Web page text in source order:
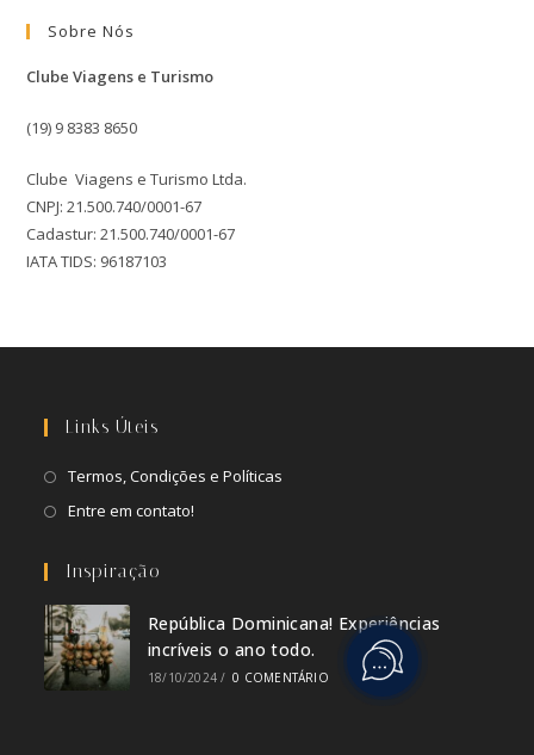
Sobre Nós
Clube Viagens e Turismo
(19) 9 8383 8650
Clube Viagens e Turismo Ltda.
CNPJ: 21.500.740/0001-67
Cadastur: 21.500.740/0001-67
IATA TIDS: 96187103
Links Úteis
Termos, Condições e Políticas
Entre em contato!
Inspiração
República Dominicana! Experiências
incríveis o ano todo.
18/10/2024 / 0 COMENTÁRIO